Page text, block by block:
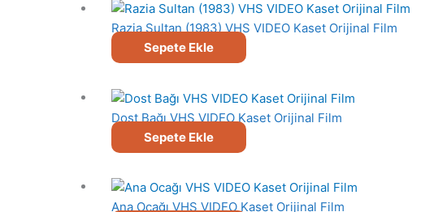
Razia Sultan (1983) VHS VIDEO Kaset Orijinal Film
Sepete Ekle
Dost Bağı VHS VIDEO Kaset Orijinal Film
Sepete Ekle
Ana Ocağı VHS VIDEO Kaset Orijinal Film